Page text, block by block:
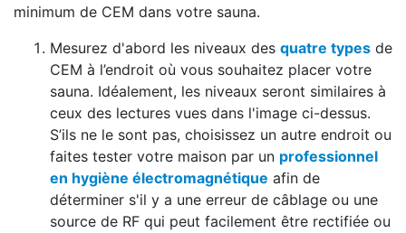
minimum de CEM dans votre sauna.
Mesurez d'abord les niveaux des quatre types de
CEM à l’endroit où vous souhaitez placer votre
sauna. Idéalement, les niveaux seront similaires à
ceux des lectures vues dans l'image ci-dessus.
S’ils ne le sont pas, choisissez un autre endroit ou
faites tester votre maison par un professionnel
en hygiène électromagnétique afin de
déterminer s'il y a une erreur de câblage ou une
source de RF qui peut facilement être rectifiée ou